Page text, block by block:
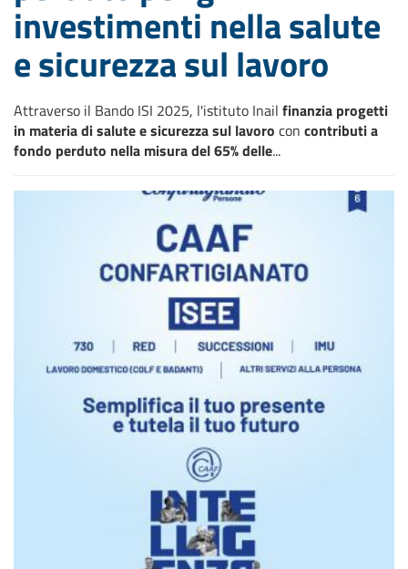
investimenti nella salute
e sicurezza sul lavoro
Attraverso il Bando ISI 2025, l'istituto Inail finanzia progetti
in materia di salute e sicurezza sul lavoro con contributi a
fondo perduto nella misura del 65% delle...